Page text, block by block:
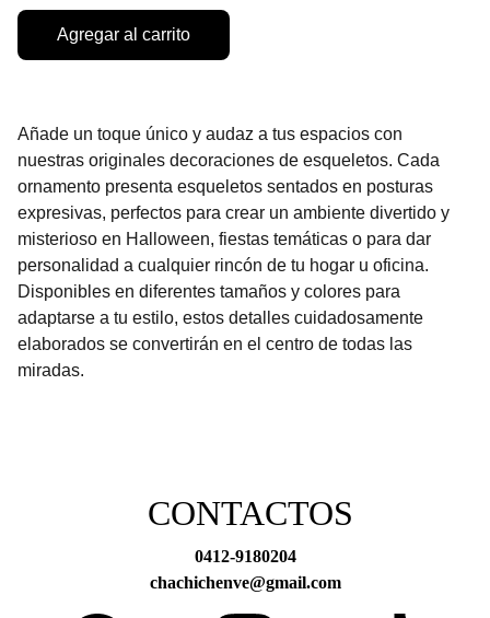
Agregar al carrito
Añade un toque único y audaz a tus espacios con
nuestras originales decoraciones de esqueletos. Cada
ornamento presenta esqueletos sentados en posturas
expresivas, perfectos para crear un ambiente divertido y
misterioso en Halloween, fiestas temáticas o para dar
personalidad a cualquier rincón de tu hogar u oficina.
Disponibles en diferentes tamaños y colores para
adaptarse a tu estilo, estos detalles cuidadosamente
elaborados se convertirán en el centro de todas las
miradas.
CONTACTOS
0412-9180204
chachichenve@gmail.com